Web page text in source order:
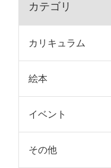
カテゴリ
カリキュラム
絵本
イベント
その他